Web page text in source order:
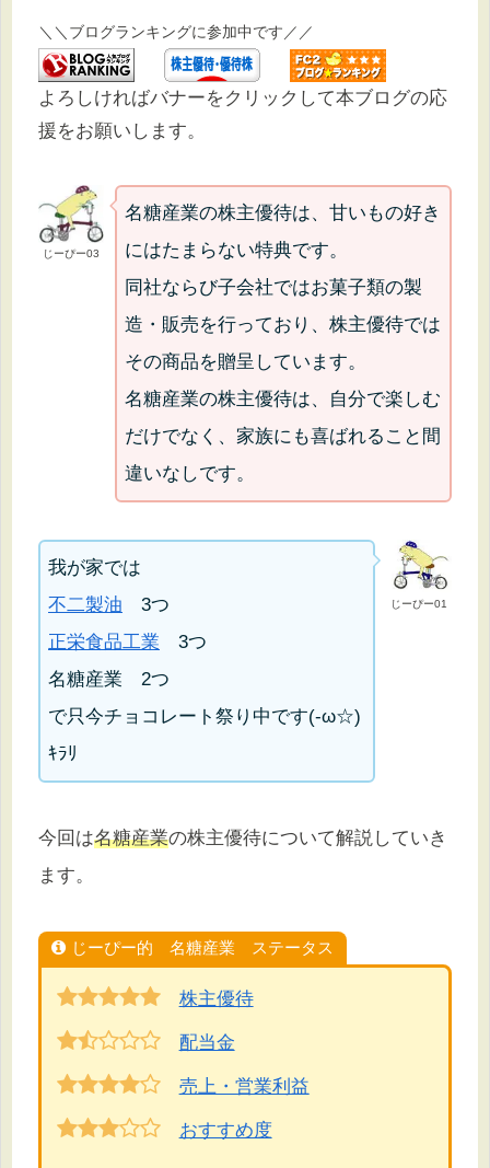
＼＼ブログランキングに参加中です／／
よろしければバナーをクリックして本ブログの応
援をお願いします。
じーぴー03
名糖産業の株主優待は、甘いもの好き
にはたまらない特典です。
同社ならび子会社ではお菓子類の製
造・販売を行っており、株主優待では
その商品を贈呈しています。
名糖産業の株主優待は、自分で楽しむ
だけでなく、家族にも喜ばれること間
違いなしです。
じーぴー01
我が家では
不二製油 3つ
正栄食品工業 3つ
名糖産業 2つ
で只今チョコレート祭り中です(-ω☆)
ｷﾗﾘ
今回は名糖産業の株主優待について解説していき
ます。
じーぴー的 名糖産業 ステータス
株主優待
配当金
売上・営業利益
おすすめ度